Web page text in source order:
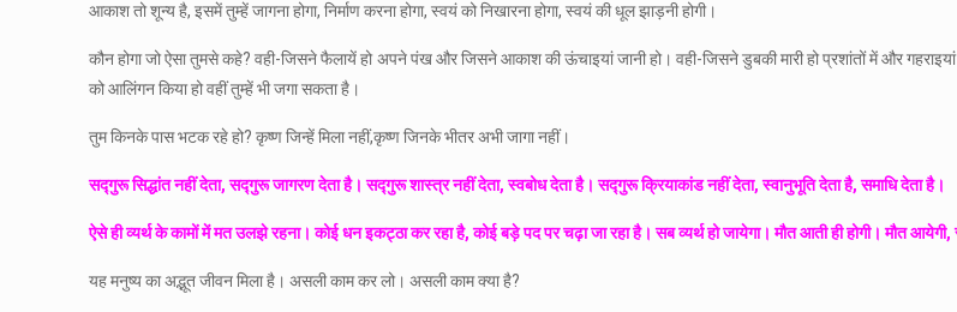
आकाश तो शून्य है, इसमें तुम्हें जागना होगा, निर्माण करना होगा, स्वयं को निखारना होगा, स्वयं की धूल झाड़नी होगी।
कौन होगा जो ऐसा तुमसे कहे? वही-जिसने फैलायें हो अपने पंख और जिसने आकाश की ऊंचाइयां जानी हो। वही-जिसने डुबकी मारी हो प्रशांतों में और
को आलिंगन किया हो वहीं तुम्हें भी जगा सकता है।
तुम किनके पास भटक रहे हो? कृष्ण जिन्हें मिला नहीं,कृष्ण जिनके भीतर अभी जागा नहीं।
सद्गुरू सिद्धांत नहीं देता, सद्गुरू जागरण देता है। सद्गुरू शास्त्र नहीं देता, स्वबोध देता है। सद्गुरू क्रियाकांड नहीं देता, स्वानुभूति देता है, समाधि देता है।
ऐसे ही व्यर्थ के कामों में मत उलझे रहना। कोई धन इकट्ठा कर रहा है, कोई बड़े पद पर चढ़ा जा रहा है। सब व्यर्थ हो जायेगा। मौत आती ही होगी। मौत
यह मनुष्य का अद्भूत जीवन मिला है। असली काम कर लो। असली काम क्या है?